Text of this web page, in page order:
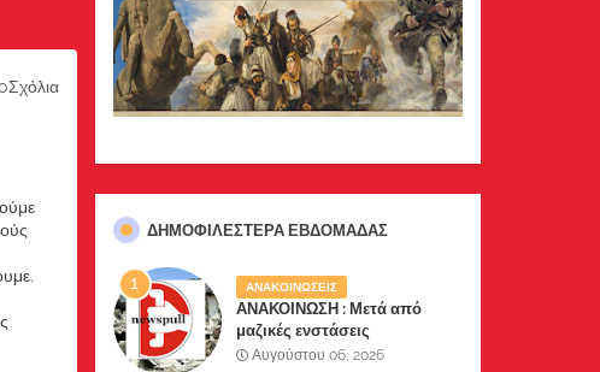
ΔΗΜΟΦΙΛΈΣΤΕΡΑ ΕΒΔΟΜΆΔΑΣ
ΑΝΑΚΟΙΝΩΣΕΙΣ
ΑΝΑΚΟΙΝΩΣΗ : Μετά από
μαζικές ενστάσεις
αναγνωστών μας, το site μας
Αυγούστου 06, 2026